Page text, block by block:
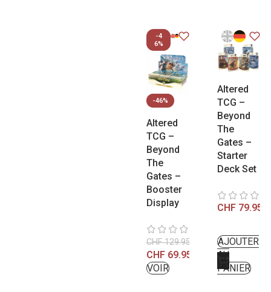
-4
6%
-46%
Altered
TCG –
Beyond
The
Gates –
Booster
Display
CHF129.95
CHF 69.95
VOIR
Altered
TCG –
Beyond
The
Gates –
Starter
Deck Set
CHF 79.95
AJOUTER
AU
PANIER